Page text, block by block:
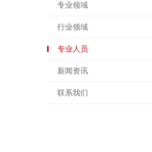
专业领域
行业领域
专业人员
新闻资讯
联系我们